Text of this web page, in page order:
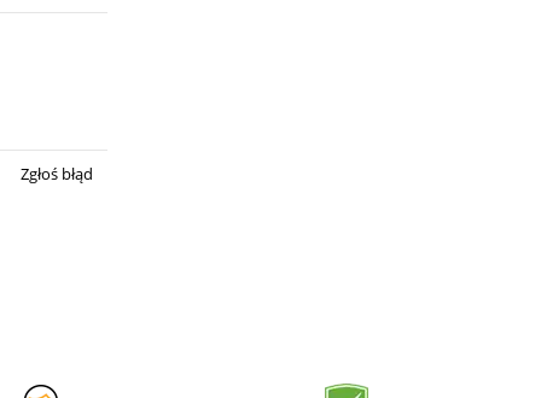
Zgłoś błąd